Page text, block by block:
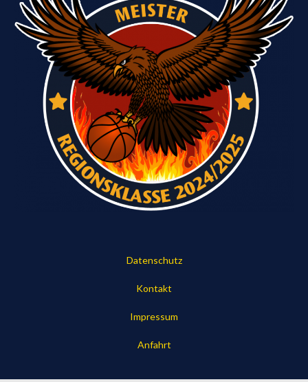
in
Regionsliga
Datenschutz
Kontakt
Impressum
Anfahrt